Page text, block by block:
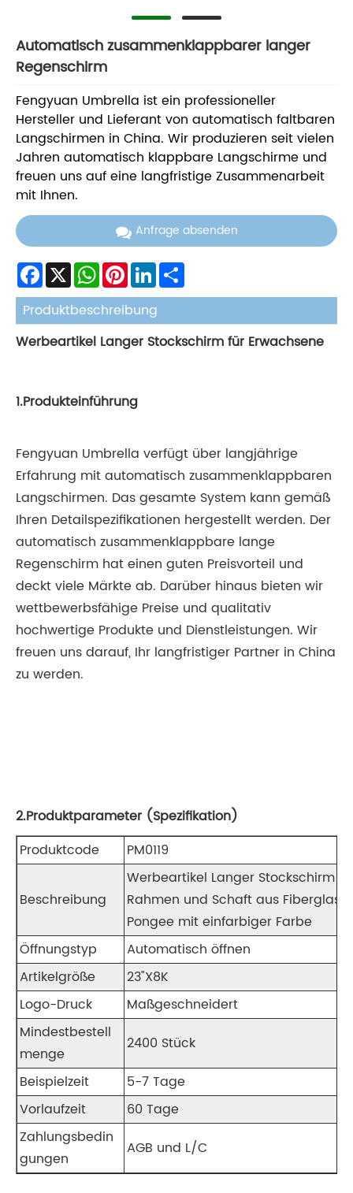
Automatisch zusammenklappbarer langer
Regenschirm
Fengyuan Umbrella ist ein professioneller
Hersteller und Lieferant von automatisch faltbaren
Langschirmen in China. Wir produzieren seit vielen
Jahren automatisch klappbare Langschirme und
freuen uns auf eine langfristige Zusammenarbeit
mit Ihnen.
Anfrage absenden
Facebook
X WhatsAppPinterestLinkedIn
Produktbeschreibung
Werbeartikel Langer Stockschirm für Erwachsene
1.Produkteinführung
Fengyuan Umbrella verfügt über langjährige
Erfahrung mit automatisch zusammenklappbaren
Langschirmen. Das gesamte System kann gemäß
Ihren Detailspezifikationen hergestellt werden. Der
automatisch zusammenklappbare lange
Regenschirm hat einen guten Preisvorteil und
deckt viele Märkte ab. Darüber hinaus bieten wir
wettbewerbsfähige Preise und qualitativ
hochwertige Produkte und Dienstleistungen. Wir
freuen uns darauf, Ihr langfristiger Partner in China
zu werden.
2.Produktparameter (Spezifikation)
Produktcode
PM0119
Beschreibung
Werbeartikel Langer Stockschirm
Rahmen und Schaft aus Fiberglas,
Pongee mit einfarbiger Farbe
Öffnungstyp
Automatisch öffnen
Artikelgröße
23"X8K
Logo-Druck
Maßgeschneidert
Mindestbestell
menge
2400 Stück
Beispielzeit
5-7 Tage
Vorlaufzeit
60 Tage
Zahlungsbedin
gungen
AGB und L/C